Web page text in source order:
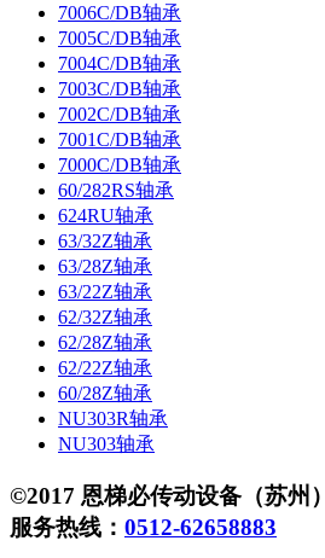
7006C/DB轴承
7005C/DB轴承
7004C/DB轴承
7003C/DB轴承
7002C/DB轴承
7001C/DB轴承
7000C/DB轴承
60/282RS轴承
624RU轴承
63/32Z轴承
63/28Z轴承
63/22Z轴承
62/32Z轴承
62/28Z轴承
62/22Z轴承
60/28Z轴承
NU303R轴承
NU303轴承
©2017 恩梯必传动设备（苏州
服务热线： 0512-62658883